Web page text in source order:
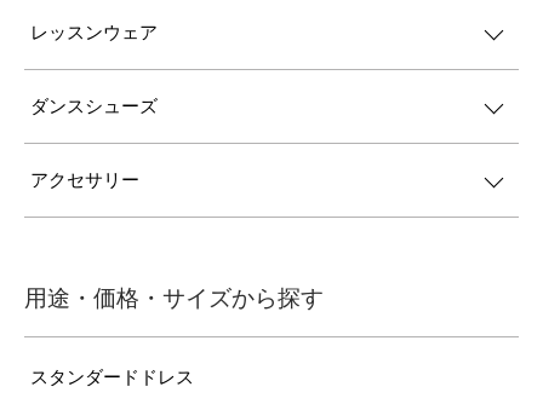
レッスンウェア
ダンスシューズ
アクセサリー
用途・価格・サイズから探す
スタンダードドレス